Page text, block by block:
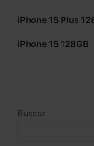
iPhone 15 Plus
iPhone 15 128GB
Buscar